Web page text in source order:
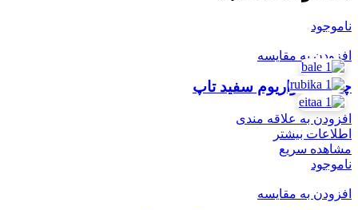
ناموجود
افزودن به مقایسه
چسب آکواریوم سفید تاپ
افزودن به علاقه مندی
اطلاعات بیشتر
مشاهده سریع
ناموجود
افزودن به مقایسه